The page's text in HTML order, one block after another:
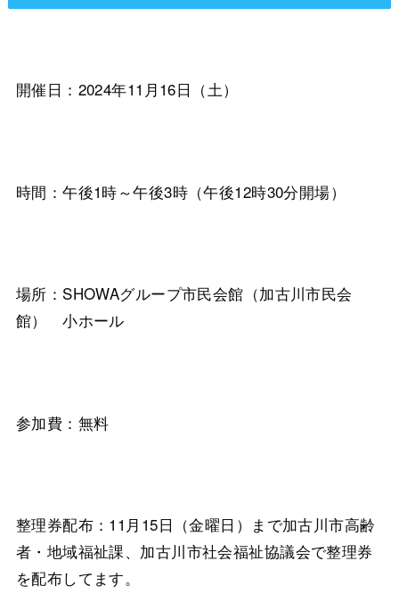
開催日：2024年11月16日（土）
時間：午後1時～午後3時（午後12時30分開場）
場所：SHOWAグループ市民会館（加古川市民会
館） 小ホール
参加費：無料
整理券配布：11月15日（金曜日）まで加古川市高齢
者・地域福祉課、加古川市社会福祉協議会で整理券
を配布してます。